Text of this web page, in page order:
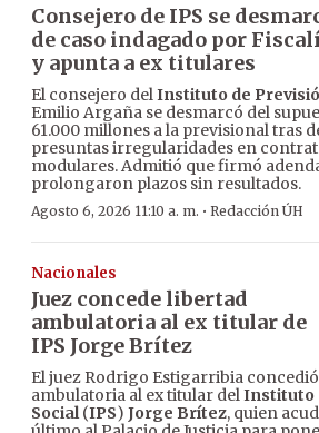
Consejero de IPS se
de caso indagado por
y apunta a ex titulares
El consejero delInstituto de
Emilio Argaña se desmarcó del
61.000 millones a la previsional tras
presuntas irregularidades en
modulares. Admitió que firmó
prolongaron plazos sin resultados.
Agosto 6, 2026 11:10 a. m. · Redacción ÚH
Nacionales
Juez concede libertad
ambulatoria al ex titular de
IPS Jorge Brítez
El juez Rodrigo Estigarribia
ambulatoria al ex titular delInstituto
Social(IPS) Jorge Brítez, quien